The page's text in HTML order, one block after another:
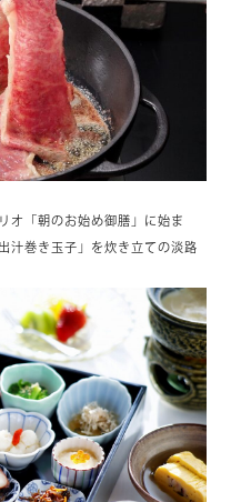
オ「朝のお始め御膳」に始ま
汁巻き玉子」を炊き立ての淡路